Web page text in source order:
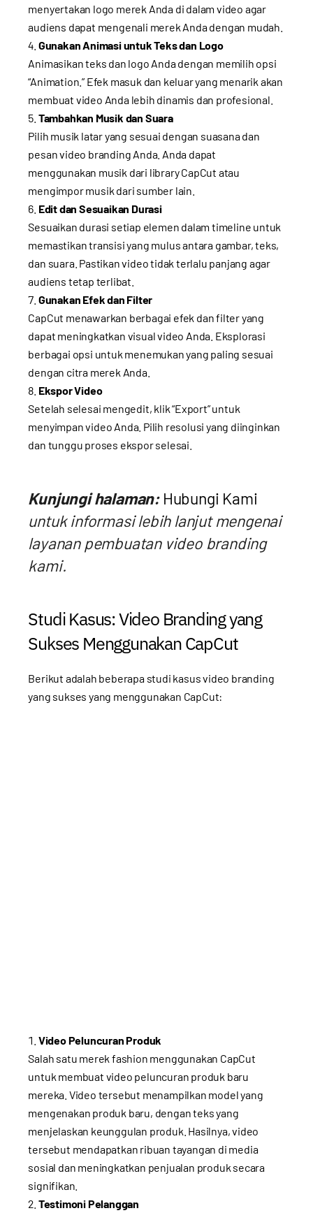
menyertakan logo merek Anda di dalam video agar
audiens dapat mengenali merek Anda dengan mudah.
Gunakan Animasi untuk Teks dan Logo
Animasikan teks dan logo Anda dengan memilih opsi
“Animation.” Efek masuk dan keluar yang menarik akan
membuat video Anda lebih dinamis dan profesional.
Tambahkan Musik dan Suara
Pilih musik latar yang sesuai dengan suasana dan
pesan video branding Anda. Anda dapat
menggunakan musik dari library CapCut atau
mengimpor musik dari sumber lain.
Edit dan Sesuaikan Durasi
Sesuaikan durasi setiap elemen dalam timeline untuk
memastikan transisi yang mulus antara gambar, teks,
dan suara. Pastikan video tidak terlalu panjang agar
audiens tetap terlibat.
Gunakan Efek dan Filter
CapCut menawarkan berbagai efek dan filter yang
dapat meningkatkan visual video Anda. Eksplorasi
berbagai opsi untuk menemukan yang paling sesuai
dengan citra merek Anda.
Ekspor Video
Setelah selesai mengedit, klik “Export” untuk
menyimpan video Anda. Pilih resolusi yang diinginkan
dan tunggu proses ekspor selesai.
Kunjungi halaman: Hubungi Kami
untuk informasi lebih lanjut mengenai
layanan pembuatan video branding
kami.
Studi Kasus: Video Branding yang
Sukses Menggunakan CapCut
Berikut adalah beberapa studi kasus video branding
yang sukses yang menggunakan CapCut:
Video Peluncuran Produk
Salah satu merek fashion menggunakan CapCut
untuk membuat video peluncuran produk baru
mereka. Video tersebut menampilkan model yang
mengenakan produk baru, dengan teks yang
menjelaskan keunggulan produk. Hasilnya, video
tersebut mendapatkan ribuan tayangan di media
sosial dan meningkatkan penjualan produk secara
signifikan.
Testimoni Pelanggan